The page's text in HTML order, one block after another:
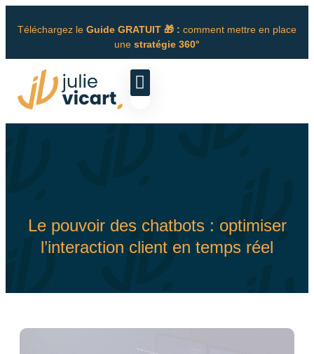
Téléchargez le Guide GRATUIT 🎁 : comment mettre en place
une stratégie 360°
Le pouvoir des chatbots : optimiser
l’interaction client en temps réel